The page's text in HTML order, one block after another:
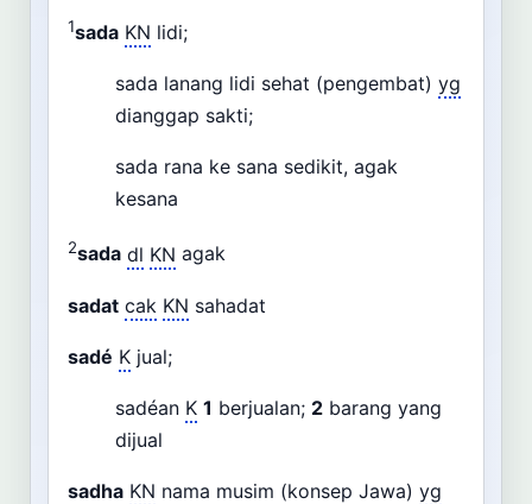
1sada KN lidi;
sada lanang lidi sehat (pengembat) yg
dianggap sakti;
sada rana ke sana sedikit, agak
kesana
2sada dl KN agak
sadat cak KN sahadat
sadé K jual;
sadéan K 1 berjualan; 2 barang yang
dijual
sadha KN nama musim (konsep Jawa) yg